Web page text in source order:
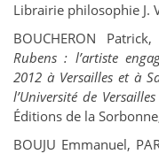
Librairie philosophie J.
BOUCHERON
Rubens : l’artiste
2012 à Versailles et à
l’Université de
Éditions de la
BOUJU Emmanuel, P